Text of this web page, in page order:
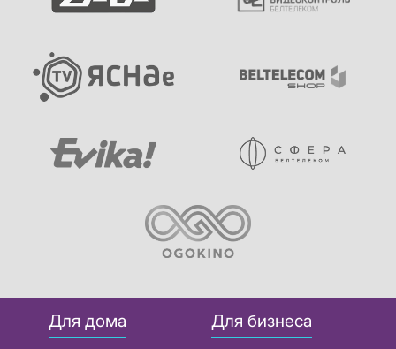
Для дома Для бизнеса